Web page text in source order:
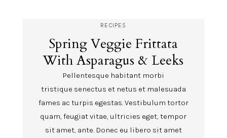
Spring Veggie Frittata
With Asparagus & Leeks
RECIPES
Pellentesque habitant morbi
tristique senectus et netus et malesuada
fames ac turpis egestas. Vestibulum tortor
quam, feugiat vitae, ultricies eget, tempor
sit amet, ante. Donec eu libero sit amet